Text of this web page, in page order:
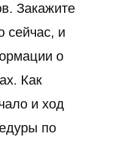
Закажите
сейчас, и
о
Как
и ход
по